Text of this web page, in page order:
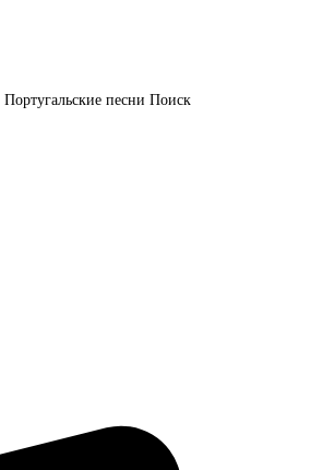
Португальские песни Поиск